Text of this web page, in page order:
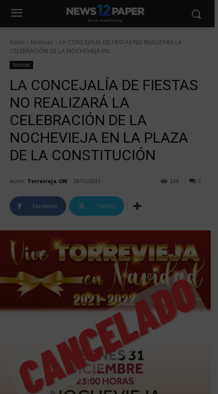
Inicio Noticias
LA CONCEJALÍA DE FIESTAS NO REALIZARÁ LA
CELEBRACIÓN DE LA NOCHEVIEJA EN...
Noticias
LA CONCEJALÍA DE FIESTAS
NO REALIZARÁ LA
CELEBRACIÓN DE LA
NOCHEVIEJA EN LA PLAZA
DE LA CONSTITUCIÓN
Autor: Torrevieja ON 29/12/2021 0
234
Facebook Twitter